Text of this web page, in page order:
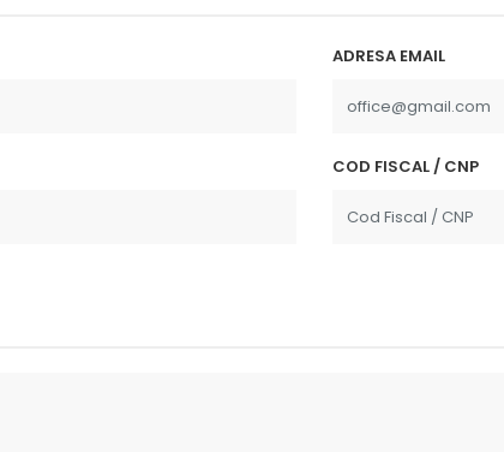
ADRESA EMAIL
COD FISCAL / CNP